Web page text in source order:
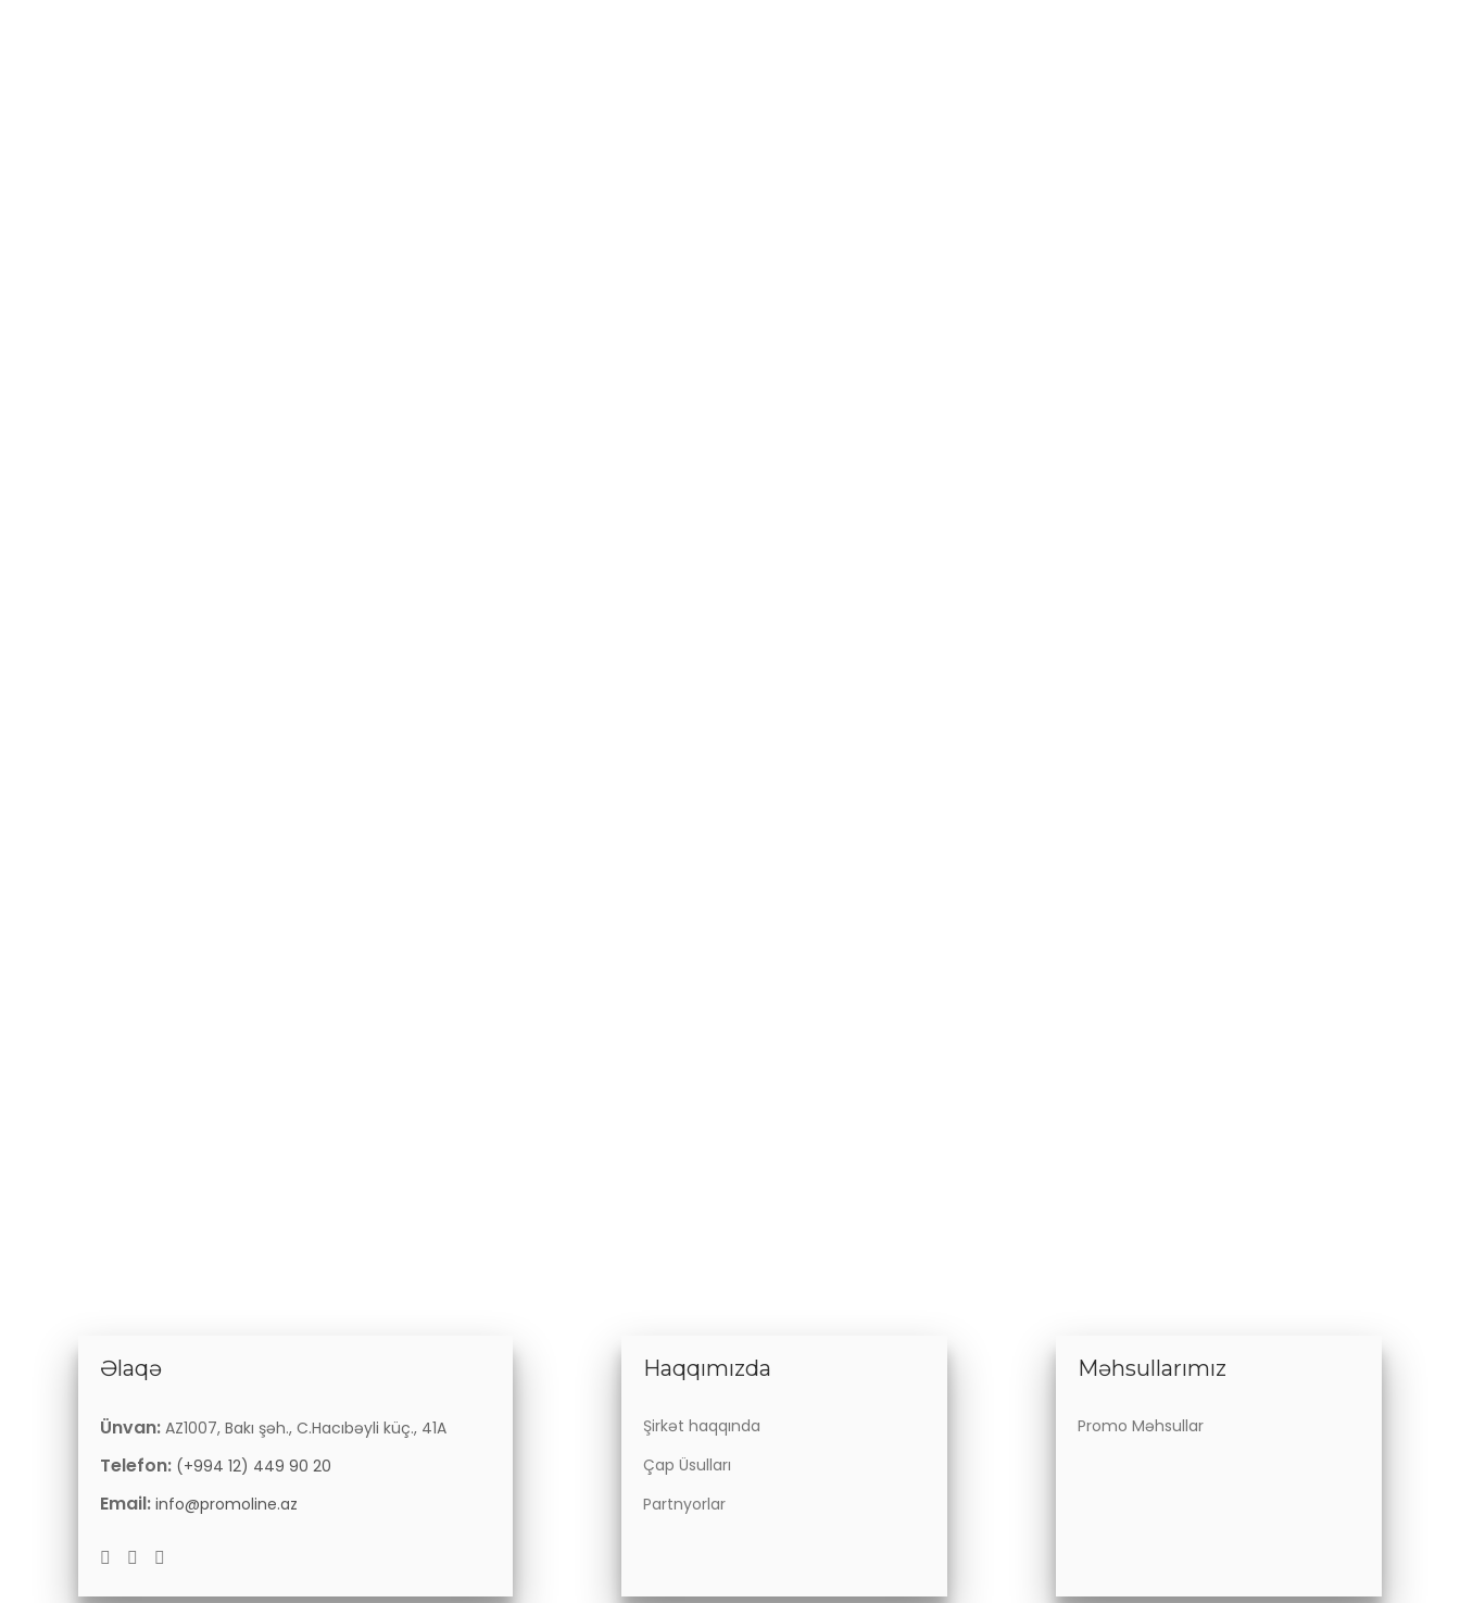
Əlaqə
Ünvan: AZ1007, Bakı şəh., C.Hacıbəyli küç., 41A
Telefon: (+994 12) 449 90 20
Email: info@promoline.az
Haqqımızda
Şirkət haqqında
Çap Üsulları
Partnyorlar
Məhsullarımız
Promo Məhsullar